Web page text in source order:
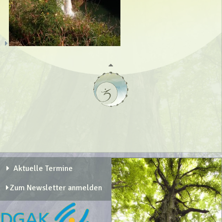
Aktuelle Termine
Zum Newsletter anmelden